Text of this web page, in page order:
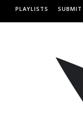
PLAYLISTS SUBMIT